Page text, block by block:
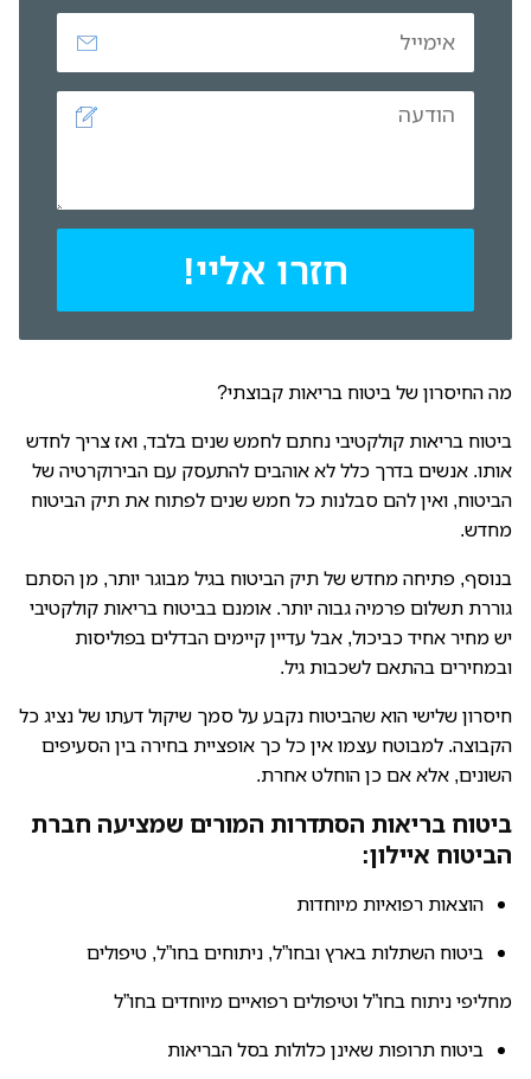
חזרו אליי!
מה החיסרון של ביטוח בריאות קבוצתי?
ביטוח בריאות קולקטיבי נחתם לחמש שנים בלבד, ואז צריך לחדש
אותו. אנשים בדרך כלל לא אוהבים להתעסק עם הבירוקרטיה של
הביטוח, ואין להם סבלנות כל חמש שנים לפתוח את תיק הביטוח
מחדש.
בנוסף, פתיחה מחדש של תיק הביטוח בגיל מבוגר יותר, מן הסתם
גוררת תשלום פרמיה גבוה יותר. אומנם בביטוח בריאות קולקטיבי
יש מחיר אחיד כביכול, אבל עדיין קיימים הבדלים בפוליסות
ובמחירים בהתאם לשכבות גיל.
חיסרון שלישי הוא שהביטוח נקבע על סמך שיקול דעתו של נציג כל
הקבוצה. למבוטח עצמו אין כל כך אופציית בחירה בין הסעיפים
השונים, אלא אם כן הוחלט אחרת.
ביטוח בריאות הסתדרות המורים שמציעה חברת
הביטוח איילון:
הוצאות רפואיות מיוחדות
ביטוח השתלות בארץ ובחו”ל, ניתוחים בחו”ל, טיפולים
מחליפי ניתוח בחו”ל וטיפולים רפואיים מיוחדים בחו”ל
ביטוח תרופות שאינן כלולות בסל הבריאות